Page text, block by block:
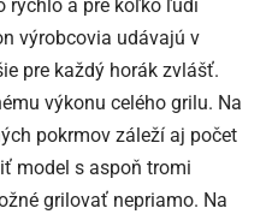
rýchlo a pre koľko ľudí
výrobcovia udávajú v
pre každý horák zvlášť.
výkonu celého grilu. Na
pokrmov záleží aj počet
model s aspoň tromi
grilovať nepriamo. Na